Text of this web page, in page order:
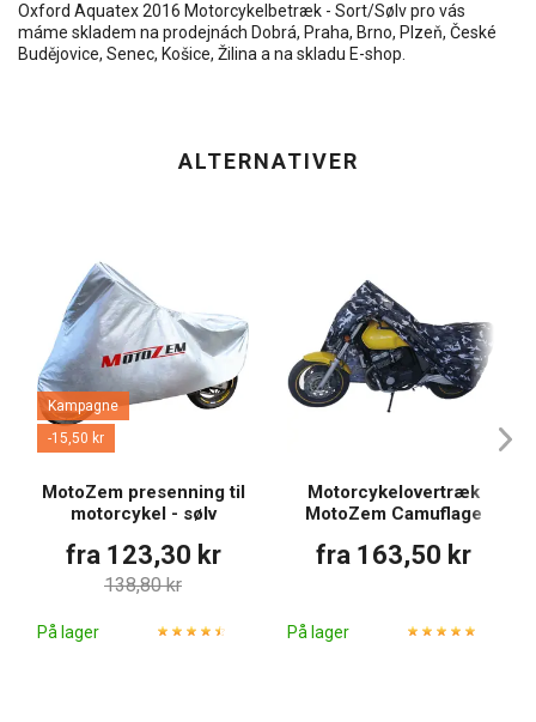
Oxford Aquatex 2016 Motorcykelbetræk - Sort/Sølv pro vás
máme skladem na prodejnách Dobrá, Praha, Brno, Plzeň, České
Budějovice, Senec, Košice, Žilina a na skladu E-shop.
ALTERNATIVER
Kampagne
-15,50 kr
MotoZem presenning til
motorcykel - sølv
fra 123,30 kr
138,80 kr
På lager
Motorcykelovertræk
MotoZem Camuflage
fra 163,50 kr
På lager